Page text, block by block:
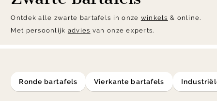
Ontdek alle zwarte bartafels in onze winkels & online.
Met persoonlijk advies van onze experts.
ronde bartafels vierkante bartafels